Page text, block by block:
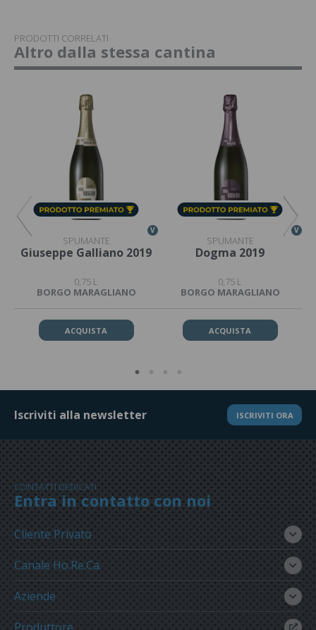
PRODOTTI CORRELATI
Altro dalla stessa cantina
V
SPUMANTE
Giuseppe Galliano 2019
0,75 L
BORGO MARAGLIANO
ACQUISTA
V
SPUMANTE
Dogma 2019
0,75 L
BORGO MARAGLIANO
ACQUISTA
Iscriviti alla newsletter ISCRIVITI ORA
CONTATTI DEDICATI
Entra in contatto con noi
Cliente Privato
Canale Ho.Re.Ca.
Aziende